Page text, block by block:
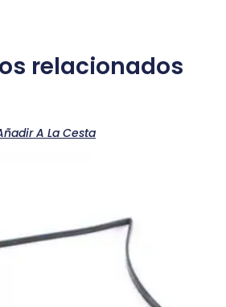
relacionados
A La Cesta